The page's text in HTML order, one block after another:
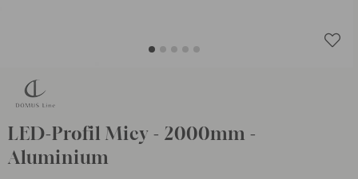
LED-Profil Micy - 2000mm -
Aluminium